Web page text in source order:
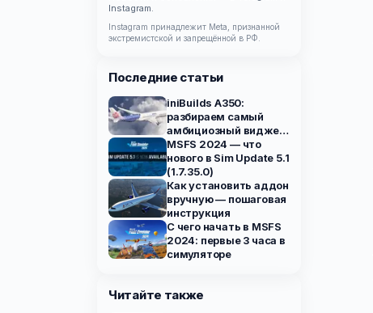
Instagram.
Instagram принадлежит Meta, признанной
экстремистской и запрещённой в РФ.
Последние статьи
iniBuilds A350:
разбираем самый
амбициозный виджет
от студии
MSFS 2024 — что
нового в Sim Update 5.1
(1.7.35.0)
Как установить аддон
вручную — пошаговая
инструкция
С чего начать в MSFS
2024: первые 3 часа в
симуляторе
Читайте также